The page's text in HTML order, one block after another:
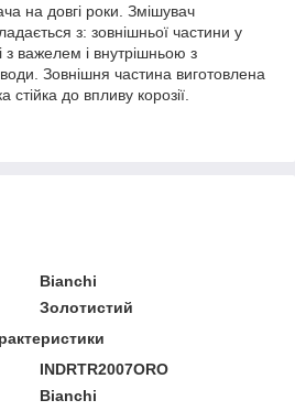
на довгі роки. Змішувач
з: зовнішньої частини у
з важелем і внутрішньою з
Зовнішня частина виготовлена
стійка до впливу корозії.
Bianchi
Золотистий
INDRTR2007ORO
Bianchi